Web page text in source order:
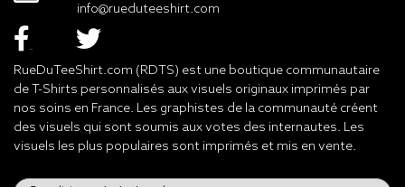
info@rueduteeshirt.com
RueDuTeeShirt.com (RDTS) est une boutique communautaire
de T-Shirts personnalisés aux visuels originaux imprimés par
nos soins en France. Les graphistes de la communauté créent
des visuels qui sont soumis aux votes des internautes. Les
visuels les plus populaires sont imprimés et mis en vente.